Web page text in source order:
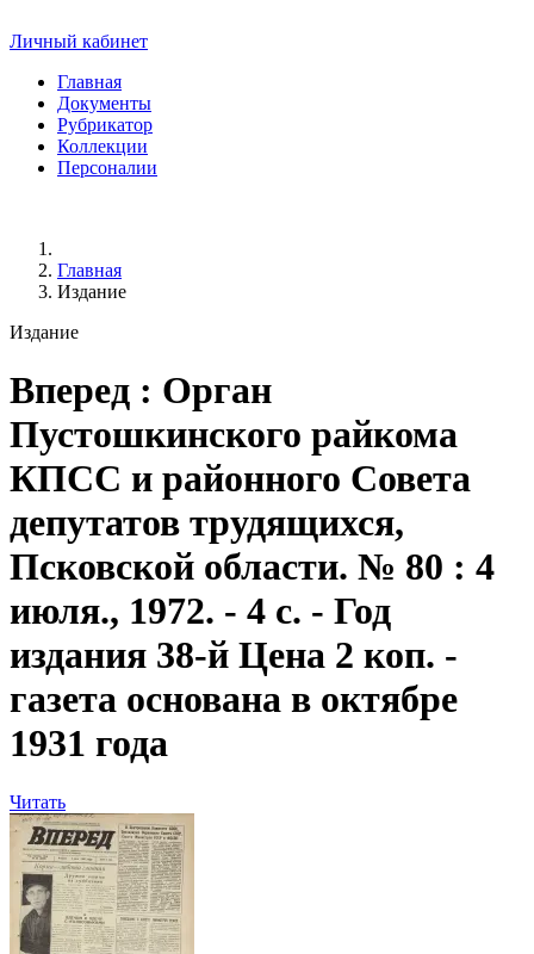
Личный кабинет
Главная
Документы
Рубрикатор
Коллекции
Персоналии
Главная
Издание
Издание
Вперед : Орган
Пустошкинского райкома
КПСС и районного Совета
депутатов трудящихся,
Псковской области. № 80 : 4
июля., 1972. - 4 с. - Год
издания 38-й Цена 2 коп. -
газета основана в октябре
1931 года
Читать